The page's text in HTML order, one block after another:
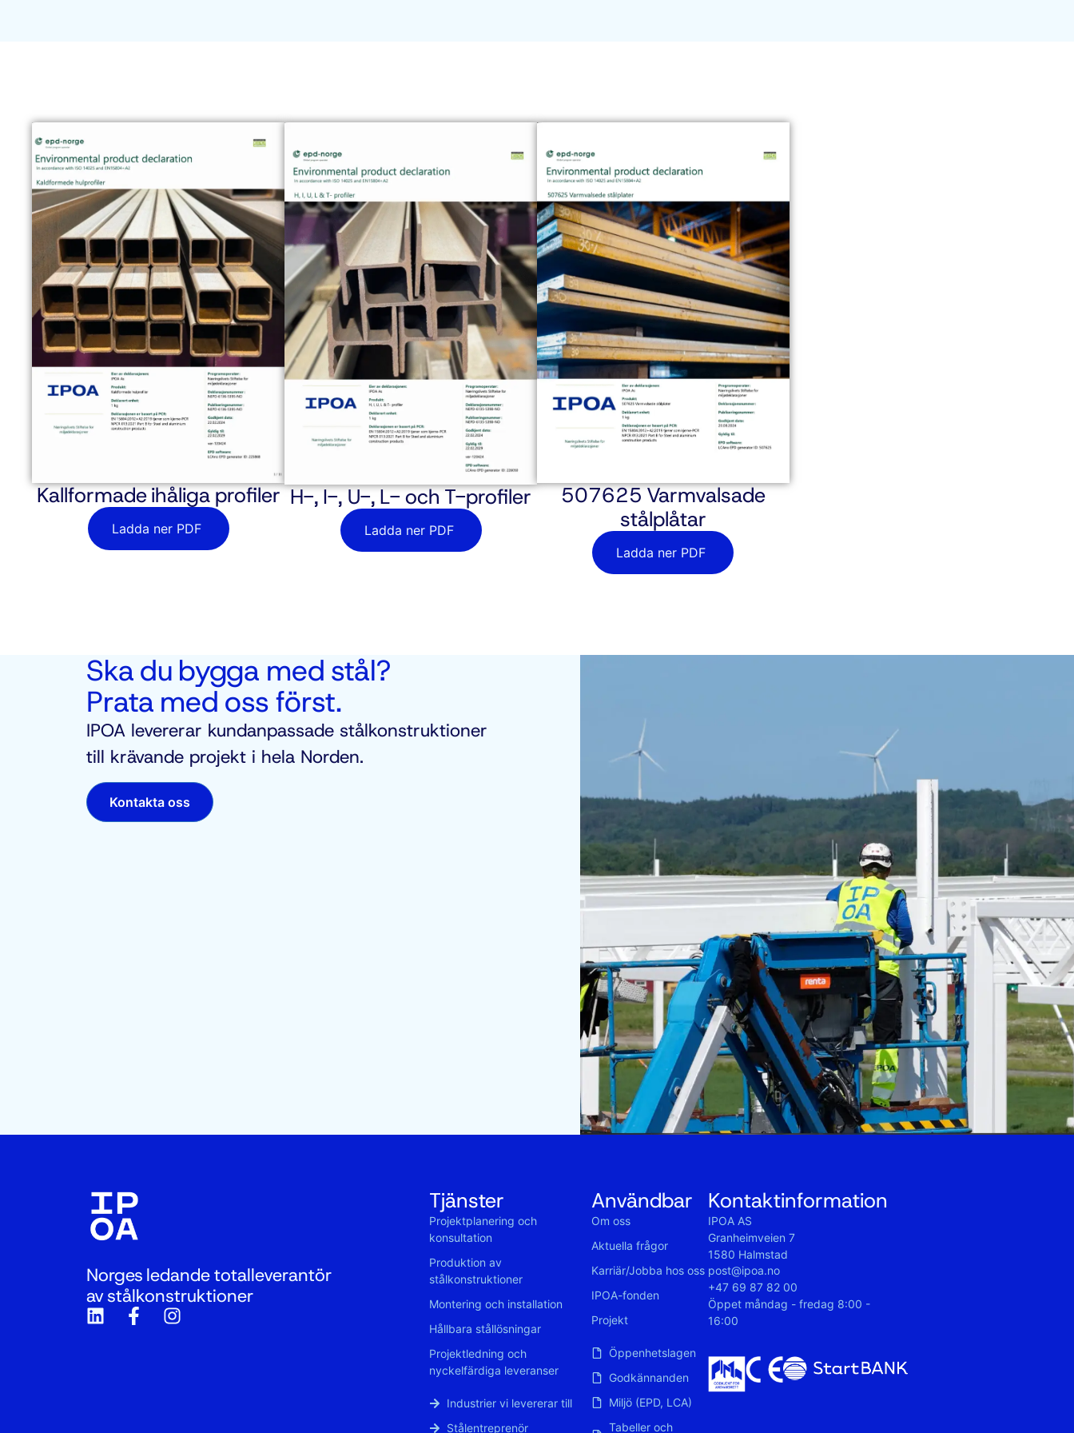
Kallformade ihåliga profiler
Ladda ner PDF
H-, I-, U-, L- och T-profiler
Ladda ner PDF
507625 Varmvalsade
stålplåtar
Ladda ner PDF
Ska du bygga med stål?
Prata med oss först.
IPOA levererar kundanpassade stålkonstruktioner
till krävande projekt i hela Norden.
Kontakta oss
Norges ledande totalleverantör
av stålkonstruktioner
Tjänster
Projektplanering och
konsultation
Produktion av
stålkonstruktioner
Montering och installation
Hållbara stållösningar
Projektledning och
nyckelfärdiga leveranser
Industrier vi levererar till
Stålentreprenör
Användbar
Om oss
Aktuella frågor
Karriär/Jobba hos oss
IPOA-fonden
Projekt
Öppenhetslagen
Godkännanden
Miljö (EPD, LCA)
Tabeller och
Kontaktinformation
IPOA AS
Granheimveien 7
1580 Halmstad
post@ipoa.no
+47 69 87 82 00
Öppet måndag - fredag 8:00 -
16:00